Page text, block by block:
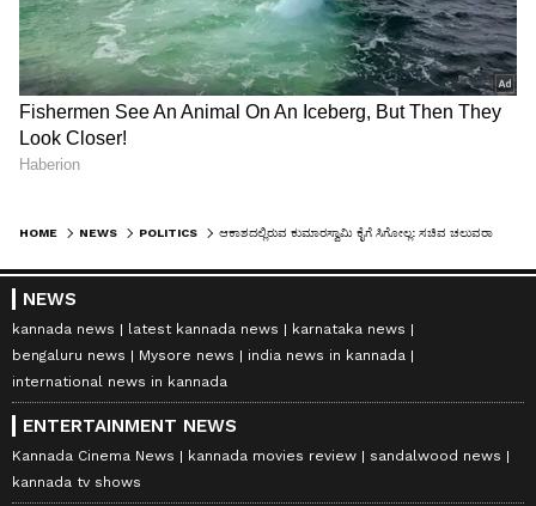
HOME NEWS POLITICS
NEWS
kannada news latest kannada news
karnataka news
bengaluru news
Mysore news
india news in kannada
international news in kannada
ENTERTAINMENT NEWS
Kannada Cinema News kannada movies review
sandalwood news
kannada tv shows